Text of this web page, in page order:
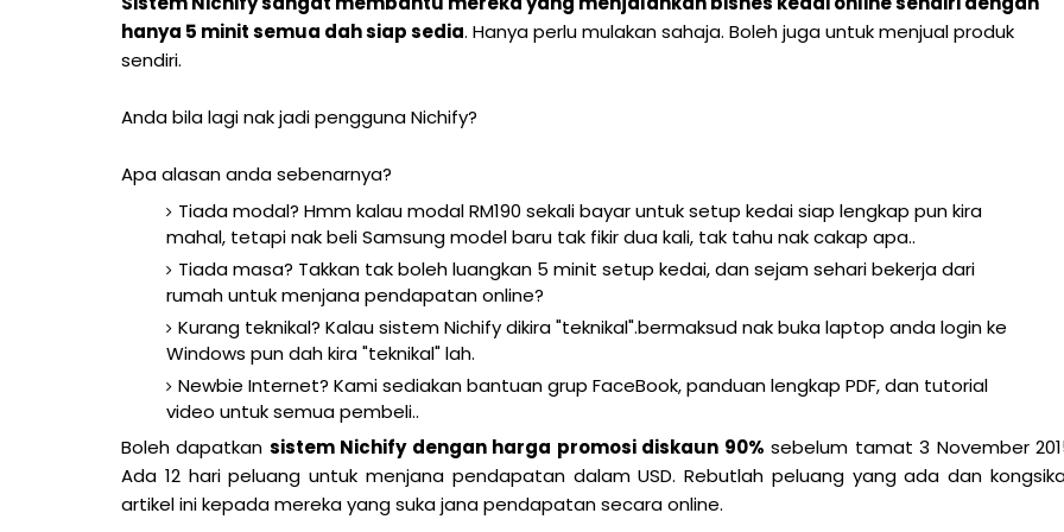
hanya 5 minit semua dah siap sedia. Hanya perlu mulakan sahaja. Boleh juga untuk menjual produk
sendiri.
Anda bila lagi nak jadi pengguna Nichify?
Apa alasan anda sebenarnya?
Tiada modal? Hmm kalau modal RM190 sekali bayar untuk setup kedai siap lengkap pun kira
mahal, tetapi nak beli Samsung model baru tak fikir dua kali, tak tahu nak cakap apa..
Tiada masa? Takkan tak boleh luangkan 5 minit setup kedai, dan sejam sehari bekerja dari
rumah untuk menjana pendapatan online?
Kurang teknikal? Kalau sistem Nichify dikira "teknikal".bermaksud nak buka laptop anda login ke
Windows pun dah kira "teknikal" lah.
Newbie Internet? Kami sediakan bantuan grup FaceBook, panduan lengkap PDF, dan tutorial
video untuk semua pembeli..
Boleh dapatkan sistem Nichify dengan harga promosi diskaun 90% sebelum tamat 3 November
Ada 12 hari peluang untuk menjana pendapatan dalam USD. Rebutlah peluang yang ada dan
artikel ini kepada mereka yang suka jana pendapatan secara online.